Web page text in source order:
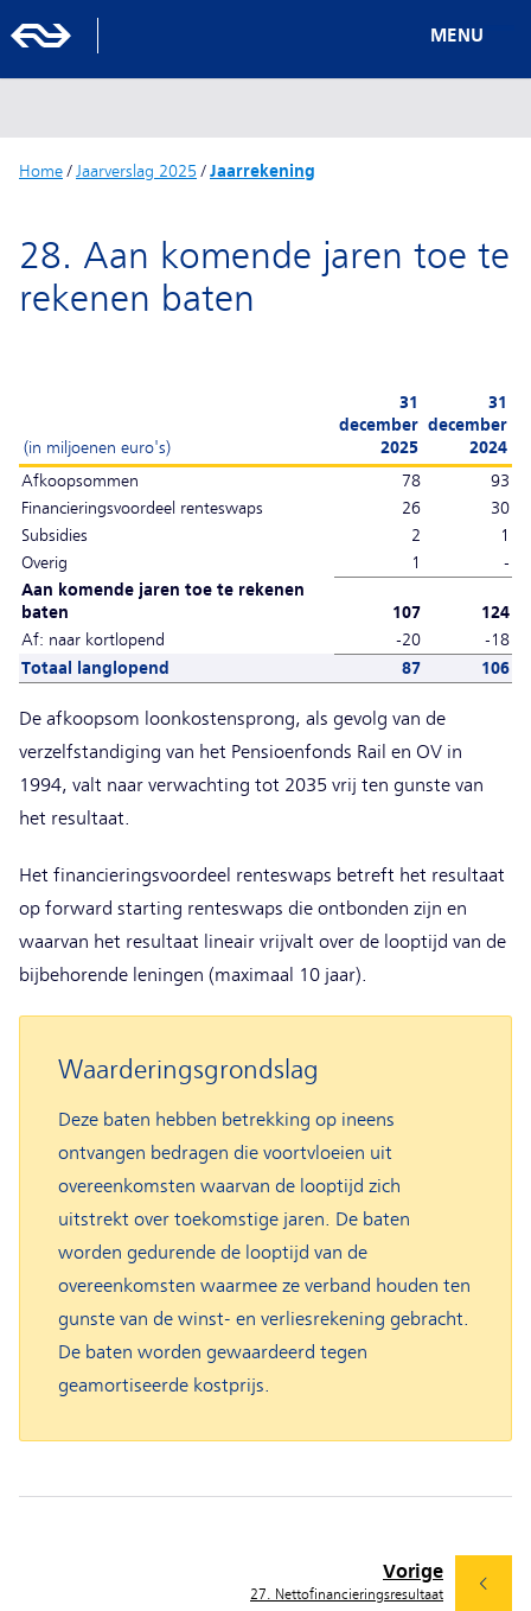
MENU
Home/ Jaarverslag 2025 /Jaarrekening
28. Aan komende jaren toe te
rekenen baten
(in miljoenen euro's)
31
december
2025
31
december
2024
Afkoopsommen
78
93
Financieringsvoordeel renteswaps
26
30
Subsidies
2
1
Overig
1
-
Aan komende jaren toe te rekenen
baten
107
124
Af: naar kortlopend
-20
-18
Totaal langlopend
87 106
De afkoopsom loonkostensprong, als gevolg van de
verzelfstandiging van het Pensioenfonds Rail en OV in
1994, valt naar verwachting tot 2035 vrij ten gunste van
het resultaat.
Het financieringsvoordeel renteswaps betreft het resultaat
op forward starting renteswaps die ontbonden zijn en
waarvan het resultaat lineair vrijvalt over de looptijd van de
bijbehorende leningen (maximaal 10 jaar).
Waarderingsgrondslag
Deze baten hebben betrekking op ineens
ontvangen bedragen die voortvloeien uit
overeenkomsten waarvan de looptijd zich
uitstrekt over toekomstige jaren. De baten
worden gedurende de looptijd van de
overeenkomsten waarmee ze verband houden ten
gunste van de winst- en verliesrekening gebracht.
De baten worden gewaardeerd tegen
geamortiseerde kostprijs.
Vorige
27. Nettofinancieringsresultaat